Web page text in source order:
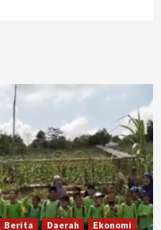
Berita Daerah Ekonomi